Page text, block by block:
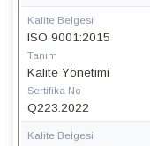
Kalite Belgesi
ISO 9001:2015
Tanım
Kalite Yönetimi
Sertifika No
Q223.2022
Kalite Belgesi